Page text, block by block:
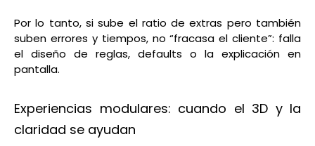
Por lo tanto, si sube el ratio de extras pero también
suben errores y tiempos, no “fracasa el cliente”: falla
el diseño de reglas, defaults o la explicación en
pantalla.
Experiencias modulares: cuando el 3D y la
claridad se ayudan